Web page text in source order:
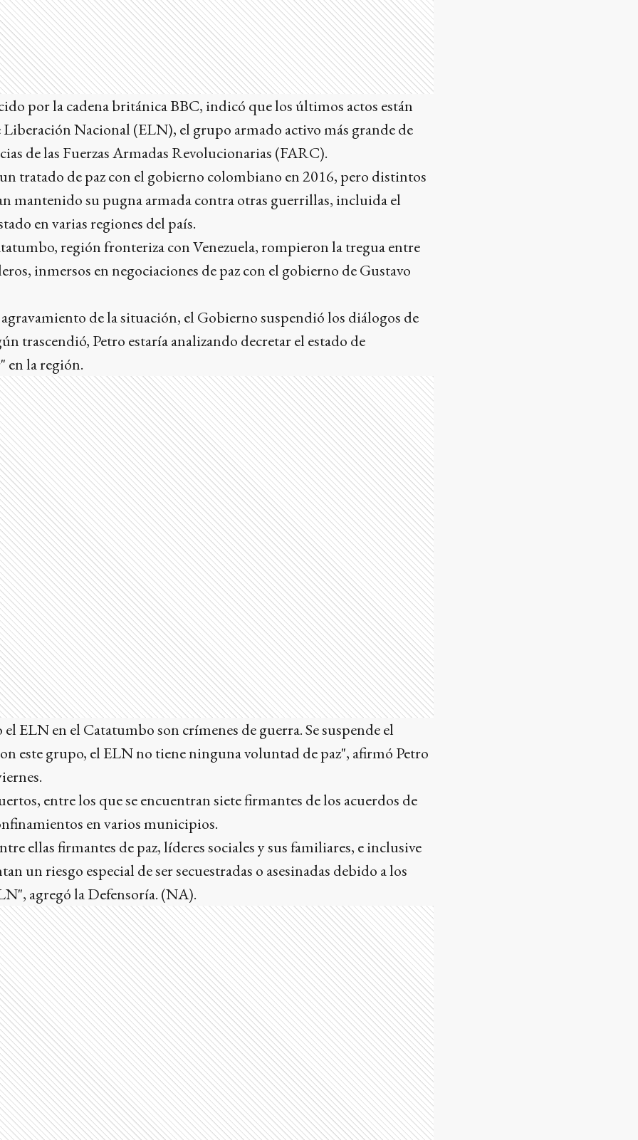
por la cadena británica BBC, indicó que los últimos actos están
Nacional (ELN), el grupo armado activo más grande de
de las Fuerzas Armadas Revolucionarias (FARC).
tratado de paz con el gobierno colombiano en 2016, pero distintos
mantenido su pugna armada contra otras guerrillas, incluida el
en varias regiones del país.
región fronteriza con Venezuela, rompieron la tregua entre
inmersos en negociaciones de paz con el gobierno de Gustavo
de la situación, el Gobierno suspendió los diálogos de
trascendió, Petro estaría analizando decretar el estado de
la región.
ELN en el Catatumbo son crímenes de guerra. Se suspende el
este grupo, el ELN no tiene ninguna voluntad de paz", afirmó Petro
entre los que se encuentran siete firmantes de los acuerdos de
en varios municipios.
ellas firmantes de paz, líderes sociales y sus familiares, e inclusive
un riesgo especial de ser secuestradas o asesinadas debido a los
agregó la Defensoría. (NA).